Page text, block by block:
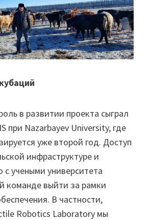
в развитии проекта сыграл
при Nazarbayev University, где
уже второй год. Доступ
инфраструктуре и
с учеными университета
команде выйти за рамки
В частности,
Robotics Laboratory мы